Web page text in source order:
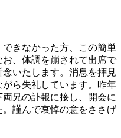
きなかった方、この簡単
、体調を崩されて出席で
いたします。消息を拝見
ら失礼しています。昨年
兄の訃報に接し、開会に
謹んで哀悼の意をささげ